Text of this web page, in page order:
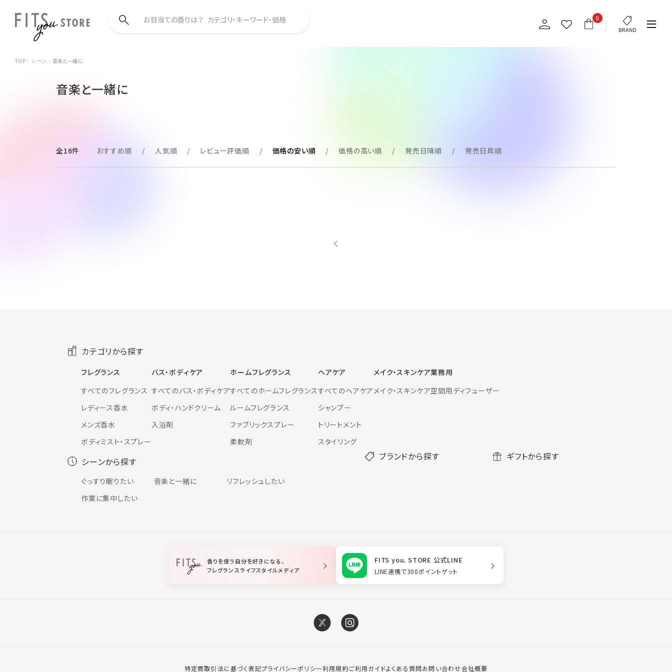
0
お目当ての香りは？ カテゴリ・キーワード・価格
TOP シーン 音楽と一緒に
音楽と一緒に
全16件 おすすめ順 人気順 レビュー評価順 価格の安い順 価格の高い順 発売日降順 発売日昇順
カテゴリから探す
フレグランス
すべてのフレグランス
レディース香水
メンズ香水
ボディミスト・スプレー
バス・ボディケア
すべてのバス・ボディケア
ボディ・ハンドクリーム
入浴剤
ホームフレグランス
すべてのホームフレグランス
ルームフレグランス
ファブリックスプレー
柔軟剤
ヘアケア
すべてのヘアケア
シャンプー
トリートメント
スタイリング
メイク・スキンケア
メイク・スキンケア
業務用
空間用ディフューザー
シーンから探す
ぐっすり眠りたい 音楽と一緒に
リフレッシュしたい
作業に集中したい
ブランドから探す ギフトから探す
香りを使う自分を好きになる、
フレグランスライフスタイルメディア
FITS you. STORE 公式LINE
LINE連携で300ポイントゲット
特定商取引法に基づく表記プライバシーポリシー利用規約ご利用ガイドよくある質問お問い合わせ会社概要